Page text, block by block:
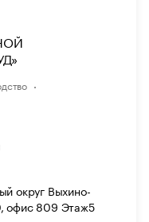
округ Выхино-
офис 809 Этаж5